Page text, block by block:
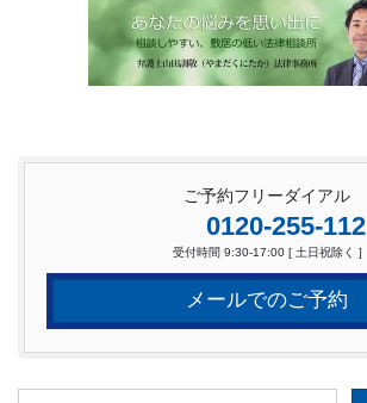
ご予約フリーダイアル
0120-255-112
受付時間 9:30-17:00 [ 土日祝除く ]
メールでのご予約